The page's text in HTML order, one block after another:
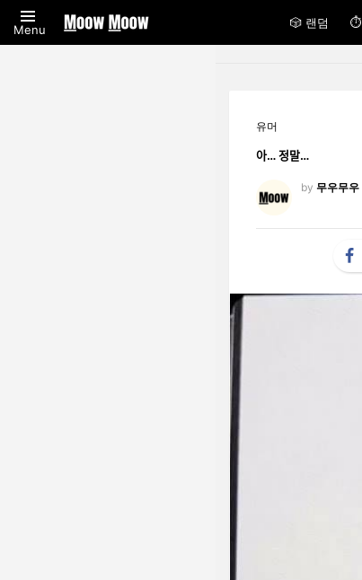
Menu 🎲 랜덤 ⏱
유머
아… 정말…
by 무우무우